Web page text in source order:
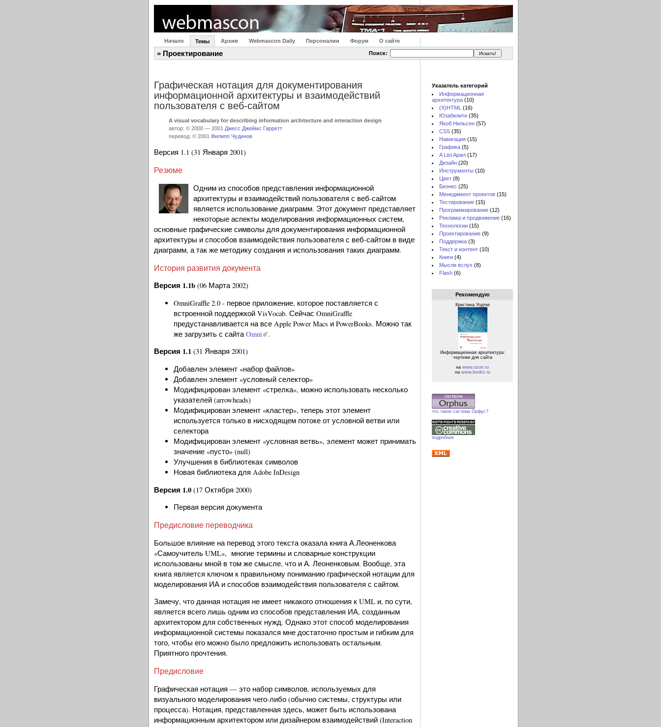
Начало Темы Архив Webmascon Daily Персоналии Форум О сайте
» Проектирование Поиск:
Графическая нотация для документирования
информационной архитектуры и взаимодействий
пользователя с веб-сайтом
A visual vocabulary for describing information architecture and interaction design
автор: © 2000 — 2001 Джесс Джеймс Гарретт
перевод: © 2001 Филипп Чудинов
Версия 1.1 (31 Января 2001)
Резюме
Одним из способов представления информационной
архитектуры и взаимодействий пользователя с веб-сайтом
является использование диаграмм. Этот документ представляет
некоторые аспекты моделирования информационных систем,
основные графические символы для документирования информационной
архитектуры и способов взаимодействия пользователя с веб-сайтом в виде
диаграмм, а так же методику создания и использования таких диаграмм.
История развития документа
Версия 1.1b (06 Марта 2002)
OmniGraffle 2.0 - первое приложение, которое поставляется с
встроенной поддержкой VisVocab. Сейчас OmniGraffle
предустанавливается на все Apple Power Macs и PowerBooks. Можно так
же загрузить с сайтаOmni .
Версия 1.1 (31 Января 2001)
Добавлен элемент «набор файлов»
Добавлен элемент «условный селектор»
Модифицирован элемент «стрелка», можно использовать несколько
указателей (arrowheads)
Модифицирован элемент «кластер», теперь этот элемент
используется только в нисходящем потоке от условной ветви или
селектора
Модифицирован элемент «условная ветвь», элемент может принимать
значение «пусто» (null)
Улучшения в библиотеках символов
Новая библиотека для Adobe InDesign
Версия 1.0 (17 Октября 2000)
Первая версия документа
Предисловие переводчика
Большое влияние на перевод этого текста оказала книга А.Леоненкова
«Самоучитель UML», многие термины и словарные конструкции
использованы мной в том же смысле, что и А. Леоненковым. Вообще, эта
книга является ключом к правильному пониманию графической нотации для
моделирования ИА и способов взаимодействия пользователя с сайтом.
Замечу, что данная нотация не имеет никакого отношения к UML и, по сути,
является всего лишь одним из способов представления ИА, созданным
архитектором для собственных нужд. Однако этот способ моделирования
информационной системы показался мне достаточно простым и гибким для
того, чтобы его можно было предложить использовать остальным.
Приятного прочтения.
Предисловие
Графическая нотация — это набор символов, используемых для
визуального моделирования чего-либо (обычно системы, структуры или
процесса). Нотация, представленная здесь, может быть использована
информационным архитектором или дизайнером взаимодействий (Interaction
Указатель категорий
Информационная
архитектура (10)
(X)HTML
(16)
Юзабилити (35)
Якоб Нильсен (57)
CSS (35)
Навигация (15)
Графика (5)
A List Apart (17)
Дизайн (20)
Инструменты (10)
Цвет (8)
Бизнес (25)
Менеджмент проектов (15)
Тестирование (15)
Программирование (12)
Реклама и продвижение (16)
Технологии (15)
Проектирование (9)
Поддержка (3)
Текст и контент (10)
Книги (4)
Мысли вслух (8)
Flash (6)
Рекомендую
Кристина Уодтке
Информационная архитектура:
чертежи для сайта
на www.ozon.ru
на www.books.ru
что такое система Орфус?
подробнее